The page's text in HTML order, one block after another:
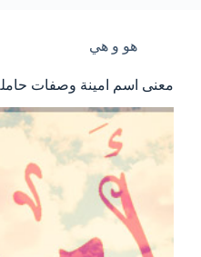
هو و هي
معنى اسم امينة وصفات